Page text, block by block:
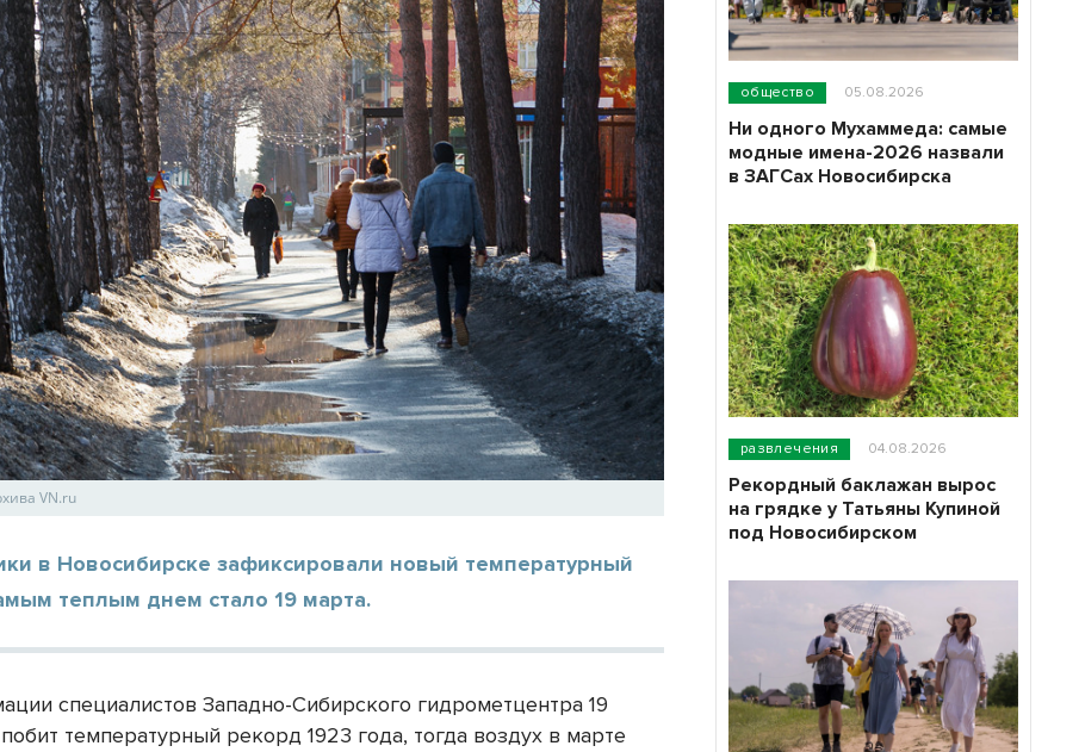
VN.ru
в Новосибирске зафиксировали новый температурный
теплым днем стало 19 марта.
специалистов Западно-Сибирского гидрометцентра 19
температурный рекорд 1923 года, тогда воздух в марте
общество 05.08.2026
Ни одного Мухаммеда: самые
модные имена-2026 назвали
в ЗАГСах Новосибирска
развлечения 04.08.2026
Рекордный баклажан вырос
на грядке у Татьяны Купиной
под Новосибирском